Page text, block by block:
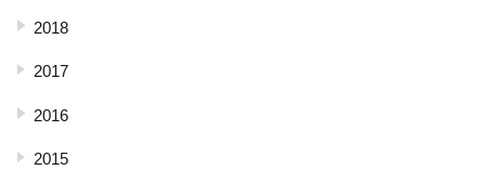
2018
2017
2016
2015